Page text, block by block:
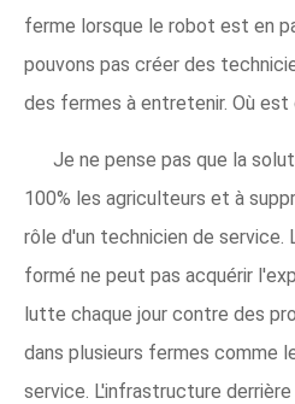
ferme lorsque le robot est en
pouvons pas créer des
des fermes à entretenir. Où est
Je ne pense pas que la
100% les agriculteurs et à
rôle d'un technicien de service.
formé ne peut pas acquérir
lutte chaque jour contre des
dans plusieurs fermes comme
service. L'infrastructure